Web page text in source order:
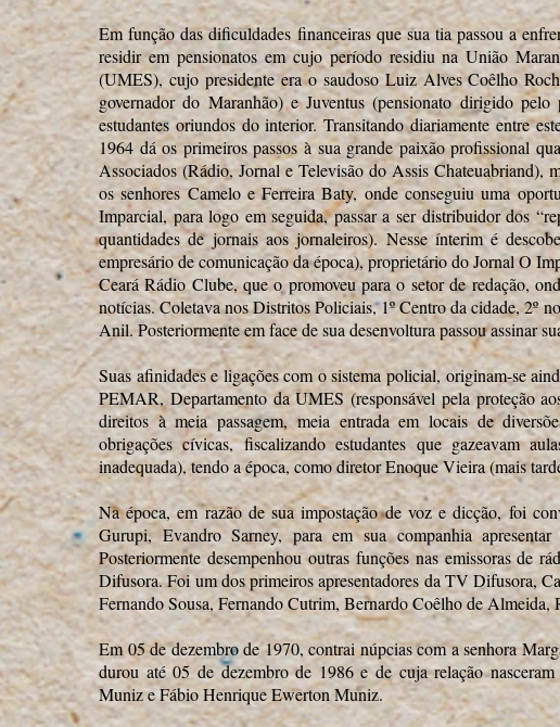
Em função das dificuldades financeiras que sua tia passou a
residir em pensionatos em cujo período residiu na União
(UMES), cujo presidente era o saudoso Luiz Alves Coêlho
governador do Maranhão) e Juventus (pensionato dirigido
estudantes oriundos do interior. Transitando diariamente entre
1964 dá os primeiros passos à sua grande paixão profissional
Associados (Rádio, Jornal e Televisão do Assis Chateuabriand),
os senhores Camelo e Ferreira Baty, onde conseguiu uma
Imparcial, para logo em seguida, passar a ser distribuidor dos
quantidades de jornais aos jornaleiros). Nesse ínterim é
empresário de comunicação da época), proprietário do Jornal O
Ceará Rádio Clube, que o promoveu para o setor de redação,
notícias. Coletava nos Distritos Policiais, 1º Centro da cidade, 2º
Anil. Posteriormente em face de sua desenvoltura passou assinar
Suas afinidades e ligações com o sistema policial, originam-se
PEMAR, Departamento da UMES (responsável pela proteção
direitos à meia passagem, meia entrada em locais de
obrigações cívicas, fiscalizando estudantes que gazeavam
inadequada), tendo a época, como diretor Enoque Vieira (mais
Na época, em razão de sua impostação de voz e dicção, foi
Gurupi, Evandro Sarney, para em sua companhia
Posteriormente desempenhou outras funções nas emissoras de
Difusora. Foi um dos primeiros apresentadores da TV Difusora,
Fernando Sousa, Fernando Cutrim, Bernardo Coêlho de Almeida,
Em 05 de dezembro de 1970, contrai núpcias com a senhora
durou até 05 de dezembro de 1986 e de cuja relação
Muniz e Fábio Henrique Ewerton Muniz.